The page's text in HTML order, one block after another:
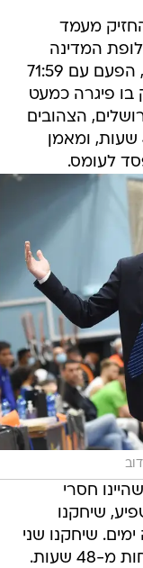
מעמד
המדינה
נכנעה פעם נוספת בליגה המקומית, הפעם עם 71:59
בו פיגרה כמעט
הצהובים
לא הצליחו לחבר ניצחון שני תוך 48 שעות, ומאמן
לעומס.
חסרי
שיחקנו
שיחקנו שני
משחקים בליגה הישראלית בתוך פחות מ-48 שעות.